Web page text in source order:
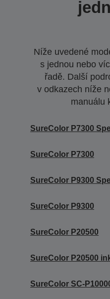
Níže uvedené
s jednou nebo
řadě. Další
v odkazech níže
manuálu
SureColor P7300
SureColor P7300
SureColor P9300
SureColor P9300
SureColor P20500
SureColor P20500
SureColor SC-